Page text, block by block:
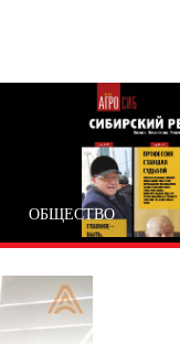
ОБЩЕСТВО